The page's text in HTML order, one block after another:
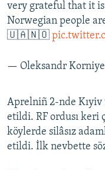
very grateful that it
Norwegian people
🇺🇦🇳🇴
— Oleksandr
Aprelniñ 2-nde Kıyiv
etildi. RF ordusı keri
köylerde silâsız
etildi. İlk nevbette